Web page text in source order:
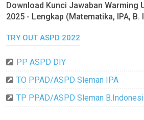
Download Kunci Jawaban Warming
2025 - Lengkap (Matematika, IPA,
TRY OUT ASPD 2022
PP ASPD DIY
TO PPAD/ASPD Sleman IPA
TP PPAD/ASPD Sleman